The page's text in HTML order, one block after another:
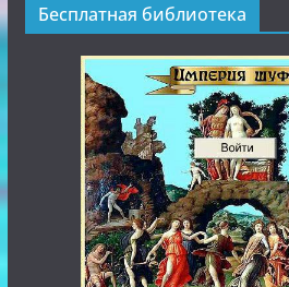
Бесплатная библиотека